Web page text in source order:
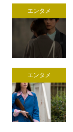
エンタメ
エンタメ